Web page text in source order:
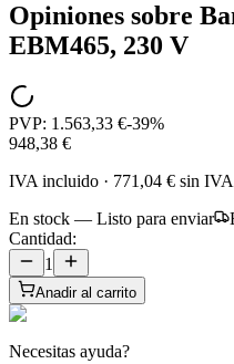
Opiniones sobre
EBM465, 230 V
PVP: 1.563,33 €-39%
948,38 €
IVA incluido · 771,04 € sin IVA
En stock — Listo para enviar
Cantidad:
1
Anadir al carrito
Necesitas ayuda?